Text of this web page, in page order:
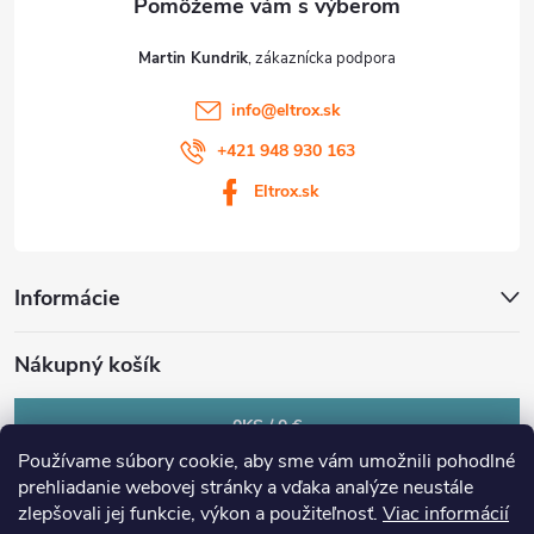
Používame súbory cookie, aby sme vám umožnili pohodlné
prehliadanie webovej stránky a vďaka analýze neustále
zlepšovali jej funkcie, výkon a použiteľnosť. Viac informácií
Martin Kundrik
info@eltrox.sk
+421 948 930 163
Eltrox.sk
Informácie
Nákupný košík
0KS /0 €